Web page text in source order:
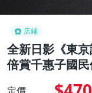
店鋪
全新日影《東
倍賞千惠子國